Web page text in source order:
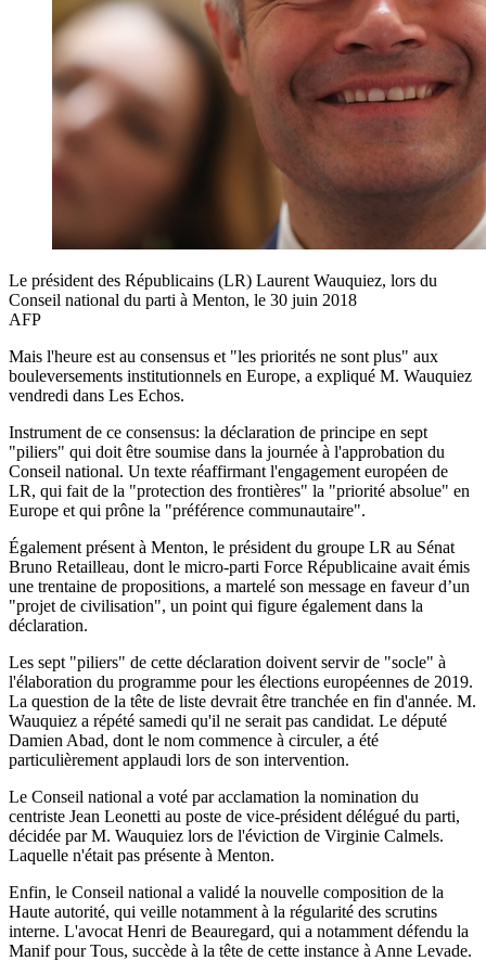
Le président des Républicains (LR) Laurent Wauquiez, lors du
Conseil national du parti à Menton, le 30 juin 2018
AFP
Mais l'heure est au consensus et "les priorités ne sont plus" aux
bouleversements institutionnels en Europe, a expliqué M. Wauquiez
vendredi dans Les Echos.
Instrument de ce consensus: la déclaration de principe en sept
"piliers" qui doit être soumise dans la journée à l'approbation du
Conseil national. Un texte réaffirmant l'engagement européen de
LR, qui fait de la "protection des frontières" la "priorité absolue" en
Europe et qui prône la "préférence communautaire".
Également présent à Menton, le président du groupe LR au Sénat
Bruno Retailleau, dont le micro-parti Force Républicaine avait émis
une trentaine de propositions, a martelé son message en faveur d’un
"projet de civilisation", un point qui figure également dans la
déclaration.
Les sept "piliers" de cette déclaration doivent servir de "socle" à
l'élaboration du programme pour les élections européennes de 2019.
La question de la tête de liste devrait être tranchée en fin d'année. M.
Wauquiez a répété samedi qu'il ne serait pas candidat. Le député
Damien Abad, dont le nom commence à circuler, a été
particulièrement applaudi lors de son intervention.
Le Conseil national a voté par acclamation la nomination du
centriste Jean Leonetti au poste de vice-président délégué du parti,
décidée par M. Wauquiez lors de l'éviction de Virginie Calmels.
Laquelle n'était pas présente à Menton.
Enfin, le Conseil national a validé la nouvelle composition de la
Haute autorité, qui veille notamment à la régularité des scrutins
interne. L'avocat Henri de Beauregard, qui a notamment défendu la
Manif pour Tous, succède à la tête de cette instance à Anne Levade.